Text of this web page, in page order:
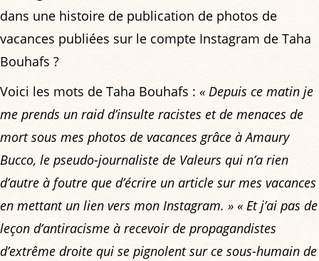
dans une histoire de publication de photos de
vacances publiées sur le compte Instagram de Taha
Bouhafs ?
Voici les mots de Taha Bouhafs : « Depuis ce matin je
me prends un raid d’insulte racistes et de menaces de
mort sous mes photos de vacances grâce à Amaury
Bucco, le pseudo-journaliste de Valeurs qui n’a rien
d’autre à foutre que d’écrire un article sur mes vacances
en mettant un lien vers mon Instagram. » « Et j’ai pas de
leçon d’antiracisme à recevoir de propagandistes
d’extrême droite qui se pignolent sur ce sous-humain de